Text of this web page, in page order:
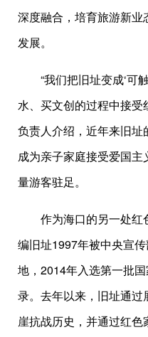
深度融合，培育旅游新
发展。
“我们把旧址变成‘可
水、买文创的过程中接受
负责人介绍，近年来旧址
成为亲子家庭接受爱国
量游客驻足。
作为海口的另一处红
编旧址1997年被中央宣
地，2014年入选第一批
录。去年以来，旧址通
崖抗战历史，并通过红